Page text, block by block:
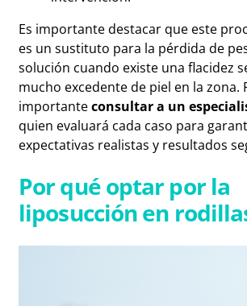
Es importante destacar que este
es un sustituto para la pérdida de
solución cuando existe una flacidez
mucho excedente de piel en la zona.
importanteconsultar a un
quien evaluará cada caso para
expectativas realistas y resultados
Por qué optar por la
liposucción en